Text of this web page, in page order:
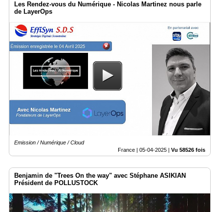
Les Rendez-vous du Numérique - Nicolas Martinez nous parle
de LayerOps
Emission / Numérique / Cloud
France | 05-04-2025 | Vu 58526 fois
Benjamin de "Trees On the way" avec Stéphane ASIKIAN
Président de POLLUSTOCK